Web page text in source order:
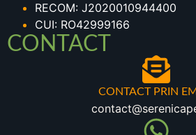
RECOM: J2020010944400
CUI: RO42999166
CONTACT
CONTACT PRIN